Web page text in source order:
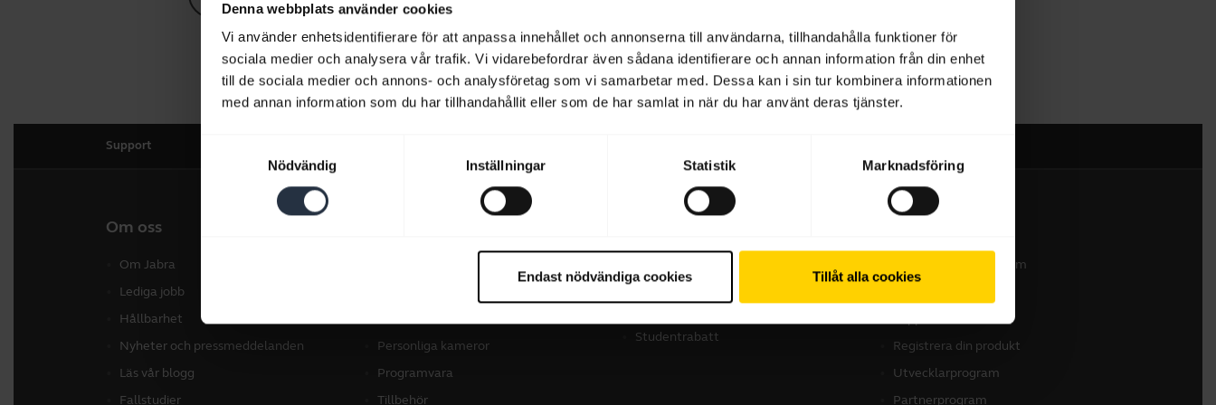
Denna webbplats använder cookies
Vi använder enhetsidentifierare för att anpassa innehållet och annonserna till användarna, tillhandahålla funktioner för
sociala medier och analysera vår trafik. Vi vidarebefordrar även sådana identifierare och annan information från din enhet
till de sociala medier och annons- och analysföretag som vi samarbetar med. Dessa kan i sin tur kombinera informationen
med annan information som du har tillhandahållit eller som de har samlat in när du har använt deras tjänster.
Nödvändig
Inställningar Statistik Marknadsföring
Endast nödvändiga cookies Tillåt alla cookies
Programvara och appar
Support
Om oss
Om Jabra
Lediga jobb
Hållbarhet
Nyheter och pressmeddelanden
Läs vår blogg
Fallstudier
Personliga kameror
Programvara
Tillbehör
företagsprodukter
Studentrabatt
Kontakta vårt säljteam
Registrera din produkt
Utvecklarprogram
Partnerprogram